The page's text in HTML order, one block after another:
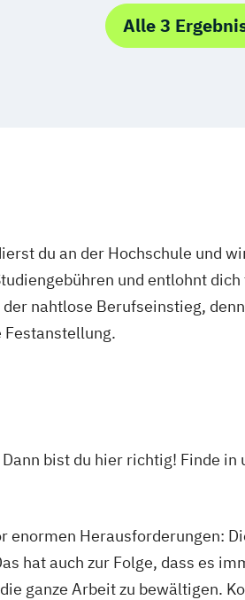
Alle 3
du an der Hochschule und
und entlohnt
nahtlose Berufseinstieg,
Festanstellung.
Dann bist du hier richtig! Finde in
enormen Herausforderungen:
hat auch zur Folge, dass es
ganze Arbeit zu bewältigen.